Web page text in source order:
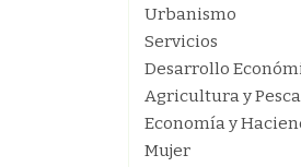
Urbanismo
Servicios
Desarrollo
Agricultura y Pesca
Economía y
Mujer